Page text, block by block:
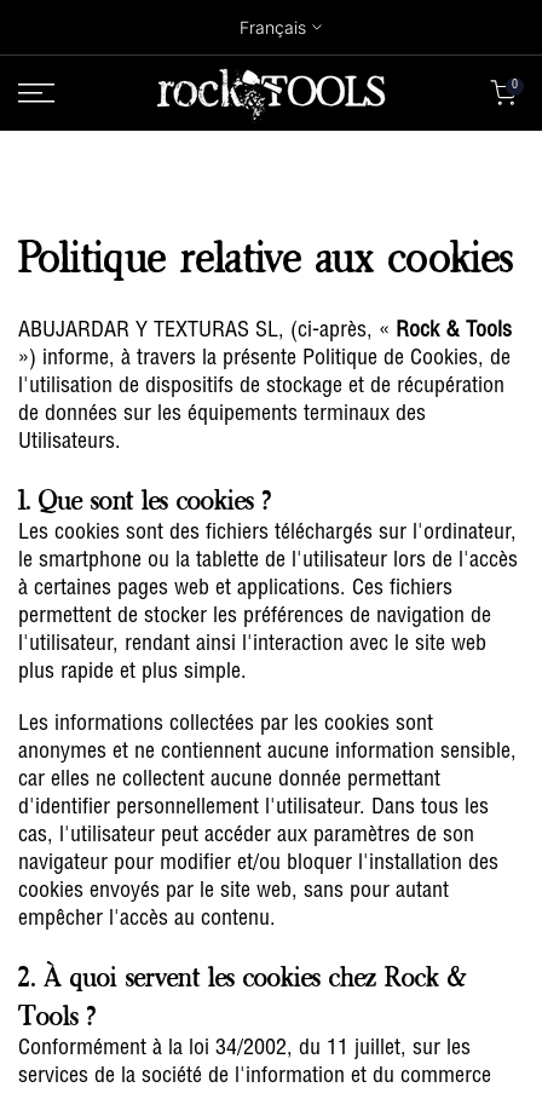
au
contenu
Français
0
Politique relative aux cookies
ABUJARDAR Y TEXTURAS SL, (ci-après, « Rock & Tools
») informe, à travers la présente Politique de Cookies, de
l'utilisation de dispositifs de stockage et de récupération
de données sur les équipements terminaux des
Utilisateurs.
1. Que sont les cookies ?
Les cookies sont des fichiers téléchargés sur l'ordinateur,
le smartphone ou la tablette de l'utilisateur lors de l'accès
à certaines pages web et applications. Ces fichiers
permettent de stocker les préférences de navigation de
l'utilisateur, rendant ainsi l'interaction avec le site web
plus rapide et plus simple.
Les informations collectées par les cookies sont
anonymes et ne contiennent aucune information sensible,
car elles ne collectent aucune donnée permettant
d'identifier personnellement l'utilisateur. Dans tous les
cas, l'utilisateur peut accéder aux paramètres de son
navigateur pour modifier et/ou bloquer l'installation des
cookies envoyés par le site web, sans pour autant
empêcher l'accès au contenu.
2. À quoi servent les cookies chez Rock &
Tools ?
Conformément à la loi 34/2002, du 11 juillet, sur les
services de la société de l'information et du commerce